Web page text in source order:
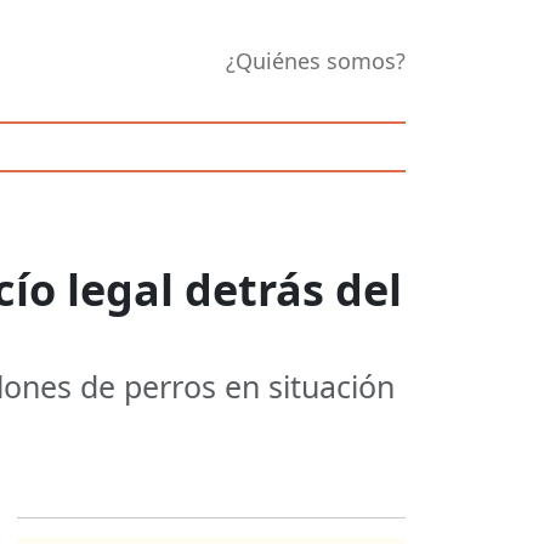
¿Quiénes somos?
legal detrás del
de perros en situación